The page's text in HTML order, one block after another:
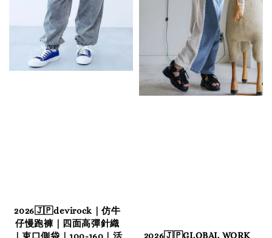
2026🇯🇵devirock｜仿牛
仔慢跑褲｜四面高彈針織
2026🇯🇵GLOBAL WORK